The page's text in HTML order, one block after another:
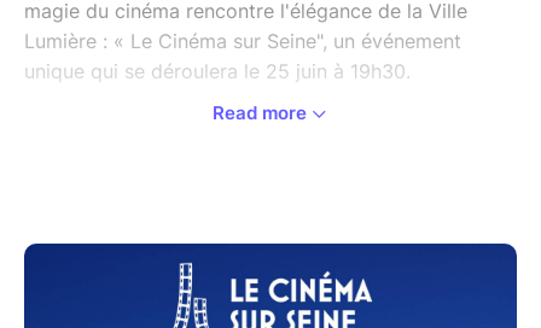
magie du cinéma rencontre l'élégance de la Ville
Lumière : « Le Cinéma sur Seine", un événement
unique qui se déroulera le 25 juin à 19h30.
naviguerez sur la Seine.
Embarquez pour une croisière magique qui vous
permettra de redécouvrir les charmes de Paris tout
Read more